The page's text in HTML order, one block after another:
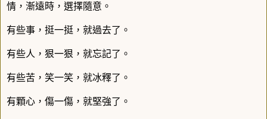
情，漸遠時，選擇隨意。
有些事，挺一挺，就過去了。
有些人，狠一狠，就忘記了。
有些苦，笑一笑，就冰釋了。
有顆心，傷一傷，就堅強了。